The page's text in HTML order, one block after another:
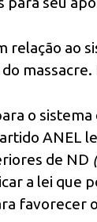
relação ao
o sistema
ANEL
de ND
a lei que
favorecer